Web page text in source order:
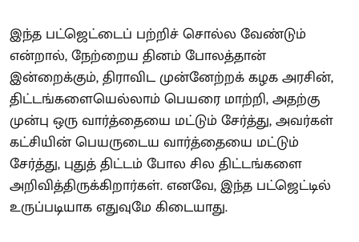
இந்த பட்ஜெட்டைப் பற்றிச் சொல்ல வேண்டும்
என்றால், நேற்றைய தினம் போலத்தான்
இன்றைக்கும், திராவிட முன்னேற்றக் கழக அரசின்,
திட்டங்களையெல்லாம் பெயரை மாற்றி, அதற்கு
முன்பு ஒரு வார்த்தையை மட்டும் சேர்த்து, அவர்கள்
கட்சியின் பெயருடைய வார்த்தையை மட்டும்
சேர்த்து, புதுத் திட்டம் போல சில திட்டங்களை
அறிவித்திருக்கிறார்கள். எனவே, இந்த பட்ஜெட்டில்
உருப்படியாக எதுவுமே கிடையாது.